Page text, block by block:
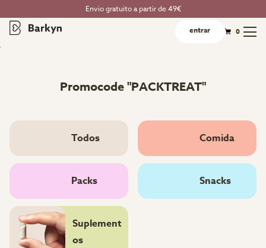
Envio gratuito a partir de 49€
entrar 0
Promocode "PACKTREAT"
Todos Comida
Packs Snacks
Suplement
os